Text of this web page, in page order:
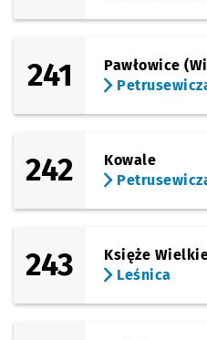
241
Pawłowice
242
Kowale
243
Księże
Leśnica